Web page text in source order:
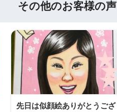
その他のお客様の声
先日は似顔絵ありがとうござ